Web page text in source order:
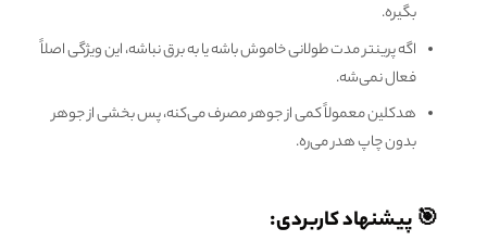
بگیره.
اگه پرینتر مدت طولانی خاموش باشه یا به برق نباشه، این ویژگی اصلاً
فعال نمی‌شه.
هدکلین معمولاً کمی از جوهر مصرف می‌کنه، پس بخشی از جوهر
بدون چاپ هدر می‌ره.
🎯 پیشنهاد کاربردی: